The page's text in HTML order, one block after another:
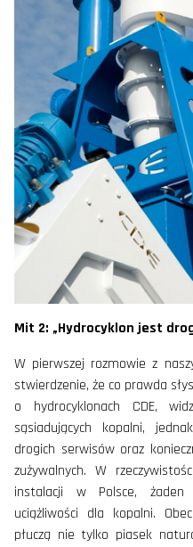
Mit 2: „Hydrocyklon jest
W pierwszej rozmowie z
stwierdzenie, że co prawda
o hydrocyklonach CDE,
sąsiadujących kopalni,
drogich serwisów oraz
zużywalnych. W
instalacji w Polsce, żaden
uciążliwości dla kopalni.
płuczą nie tylko piasek